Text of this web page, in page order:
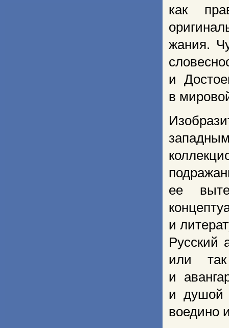
как
жания.
и
в
ее
и
Русский
или так
и
и душой
воедино